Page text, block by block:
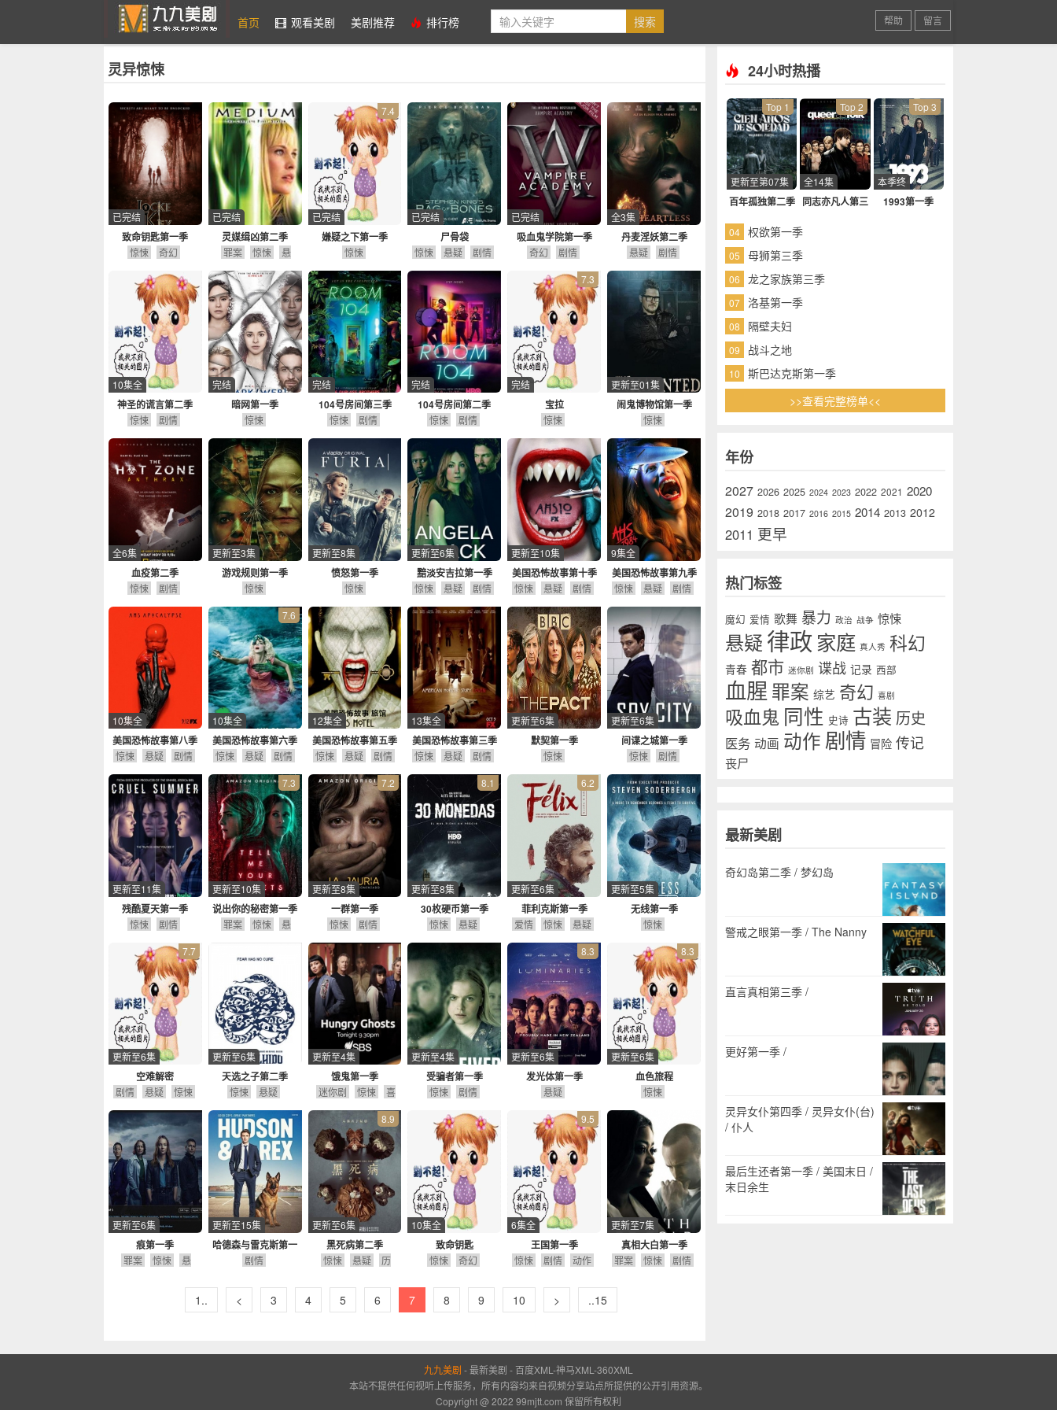
首页 观看美剧 美剧推荐 排行榜 帮助 留言
灵异惊悚
致命钥匙第一季
已完结
惊悚 奇幻
灵媒缉凶第二季
已完结
罪案 惊悚
悬
疑
剧情
嫌疑之下第一季
7.4
已完结
惊悚
尸骨袋
已完结
惊悚 悬疑 剧情
吸血鬼学院第一季
已完结
奇幻 剧情
丹麦淫妖第二季
全3集
悬疑 剧情
神圣的谎言第二季
10集全
惊悚 剧情
暗网第一季
完结
惊悚
104号房间第三季
完结
惊悚 剧情
104号房间第二季
完结
惊悚 剧情
宝拉
7.3
完结
惊悚
闹鬼博物馆第一季
更新至01集
惊悚
血疫第二季
全6集
惊悚 剧情
游戏规则第一季
更新至3集
惊悚
愤怒第一季
更新至8集
惊悚
黯淡安吉拉第一季
更新至6集
惊悚 悬疑 剧情
美国恐怖故事第十季
更新至10集
惊悚 悬疑 剧情
美国恐怖故事第九季
9集全
惊悚 悬疑 剧情
美国恐怖故事第八季
10集全
惊悚 悬疑 剧情
美国恐怖故事第六季
7.6
10集全
惊悚 悬疑 剧情
美国恐怖故事第五季
12集全
惊悚 悬疑 剧情
美国恐怖故事第三季
13集全
惊悚 悬疑 剧情
默契第一季
更新至6集
惊悚
间谍之城第一季
更新至6集
惊悚 剧情
残酷夏天第一季
更新至11集
惊悚 剧情
说出你的秘密第一季
7.3
更新至10集
罪案 惊悚
悬
一群第一季
7.2
更新至8集
惊悚 剧情
30枚硬币第一季
8.1
更新至8集
惊悚 悬疑
菲利克斯第一季
6.2
更新至6集
爱情 惊悚 悬疑
无线第一季
更新至5集
惊悚
空难解密
7.7
更新至6集
剧情 悬疑 惊悚
天选之子第二季
更新至6集
惊悚 悬疑
饿鬼第一季
更新至4集
迷你剧 惊悚
喜
剧
受骗者第一季
更新至4集
惊悚 剧情
发光体第一季
8.3
更新至6集
悬疑
血色旅程
8.3
更新至6集
惊悚
痕第一季
更新至6集
罪案 惊悚
悬
哈德森与雷克斯第一
季
更新至15集
剧情
黑死病第二季
8.9
更新至6集
惊悚 悬疑
历
致命钥匙
10集全
惊悚 奇幻
王国第一季
9.5
6集全
惊悚 剧情 动作
真相大白第一季
更新至7集
罪案 惊悚 剧情
1.. < 3 4 5 6 7 8 9 10 > ..15
24小时热播
百年孤独第二季
Top 1
更新至第07集
同志亦凡人第三
Top 2
全14集
1993第一季
Top 3
本季终
04 权欲第一季
05 母狮第三季
06 龙之家族第三季
07 洛基第一季
08 隔壁夫妇
09 战斗之地
10
斯巴达克斯第一季
>>查看完整榜单<<
年份
2027 2026 2025 2024 2023 2022 2021 2020
2019 2018 2017 2016 2015 2014 2013 2012
2011 更早
热门标签
魔幻 爱情 歌舞 暴力 政治 战争 惊悚
悬疑 律政 家庭 真人秀 科幻
青春 都市 迷你剧 谍战 记录 西部
血腥 罪案 综艺 奇幻 喜剧
吸血鬼 同性 史诗 古装 历史
医务 动画 动作 剧情 冒险 传记
丧尸
最新美剧
奇幻岛第二季 / 梦幻岛
警戒之眼第一季 / The Nanny
直言真相第三季 /
更好第一季 /
灵异女仆第四季 / 灵异女仆(台)
/ 仆人
最后生还者第一季 / 美国末日 /
末日余生
九九美剧 -最新美剧 - 百度XML -神马XML -360XML
本站不提供任何视听上传服务，所有内容均来自视频分享站点所提供的公开引用资源。
Copyright @ 2022 99mjtt.com 保留所有权利